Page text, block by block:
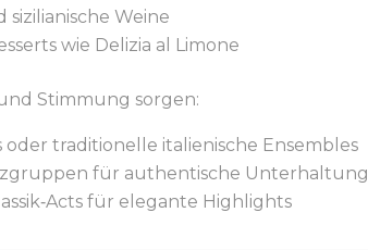
sizilianische Weine
wie Delizia al Limone
Stimmung sorgen:
oder traditionelle italienische Ensembles
für authentische Unterhaltung
für elegante Highlights